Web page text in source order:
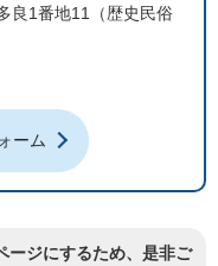
良1番地11（歴史民俗
ーム
ージにするため、是非ご